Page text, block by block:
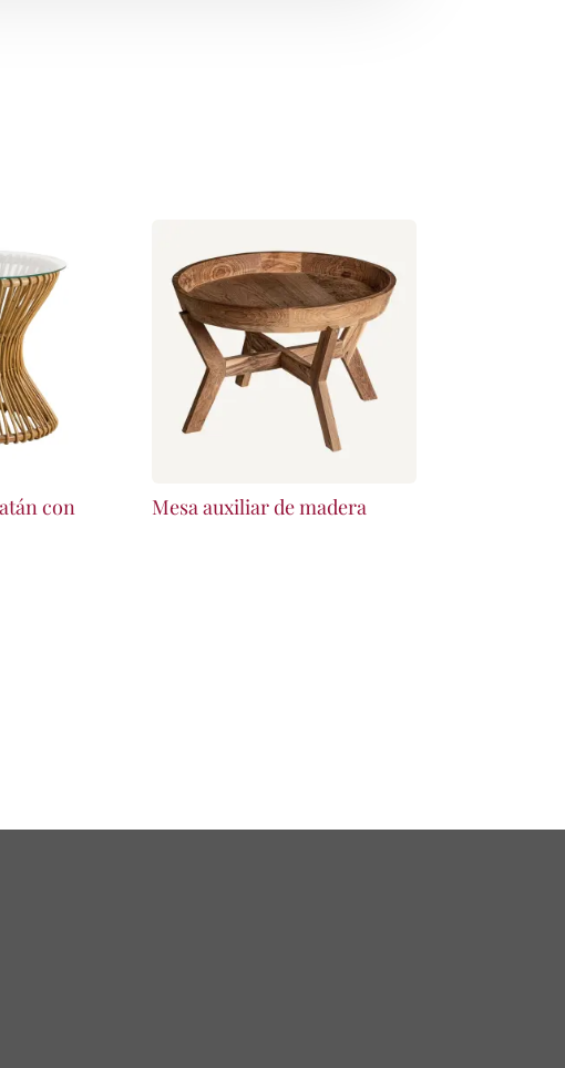
con
Mesa auxiliar de madera